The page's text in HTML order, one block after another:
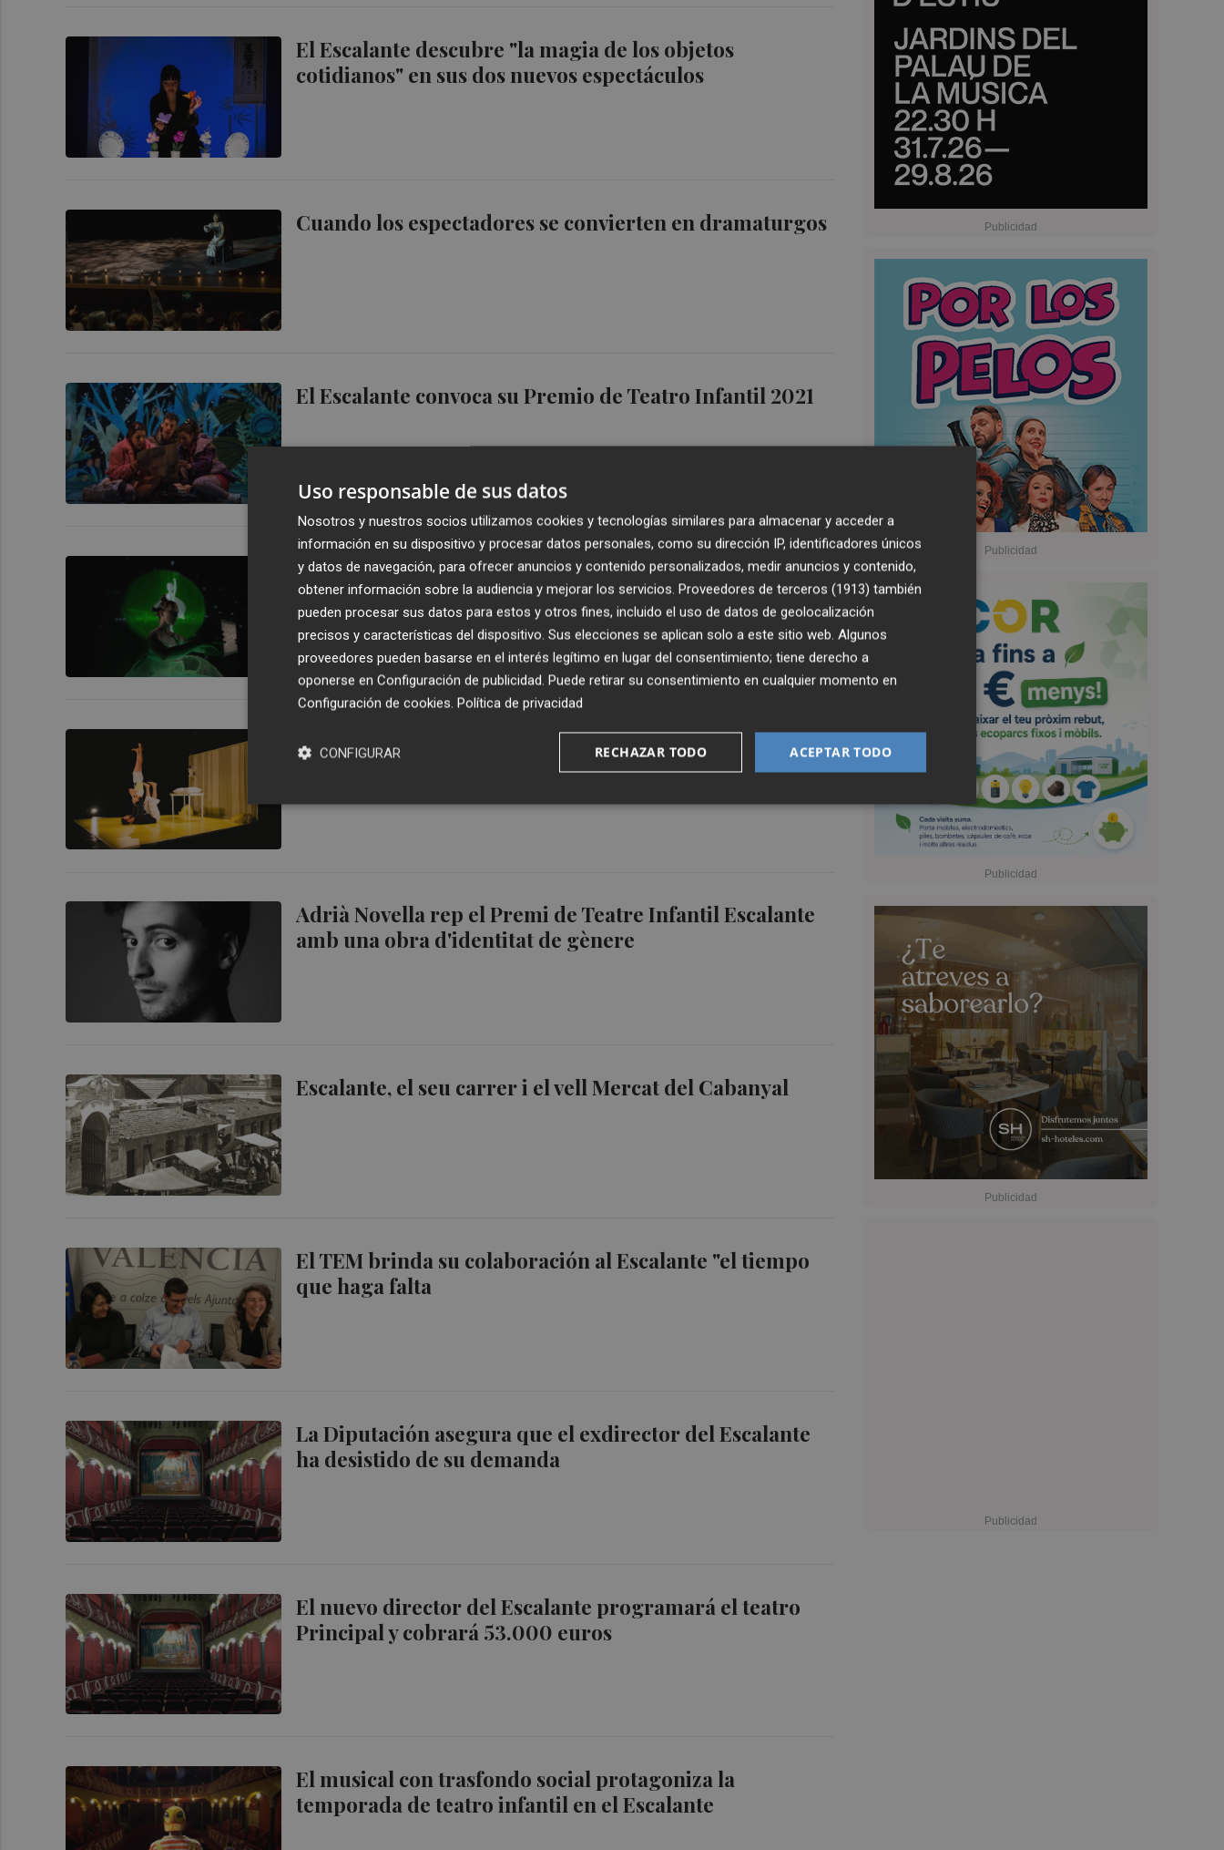
El Escalante descubre "la magia de los objetos
cotidianos" en sus dos nuevos espectáculos
Cuando los espectadores se convierten en dramaturgos
El Escalante convoca su Premio de Teatro Infantil 2021
El Escalante busca diseño para su próxima temporada
El Escalante cierra temporada con Menut Teatre para
despertar emociones en la infancia
Adrià Novella rep el Premi de Teatre Infantil Escalante
amb una obra d'identitat de gènere
Escalante, el seu carrer i el vell Mercat del Cabanyal
El TEM brinda su colaboración al Escalante "el tiempo
que haga falta
La Diputación asegura que el exdirector del Escalante
ha desistido de su demanda
El nuevo director del Escalante programará el teatro
Principal y cobrará 53.000 euros
El musical con trasfondo social protagoniza la
temporada de teatro infantil en el Escalante
Uso responsable de sus datos
Nosotros y nuestros socios utilizamos cookies y tecnologías similares para almacenar y acceder a
información en su dispositivo y procesar datos personales, como su dirección IP, identificadores únicos
y datos de navegación, para ofrecer anuncios y contenido personalizados, medir anuncios y contenido,
obtener información sobre la audiencia y mejorar los servicios. Proveedores de terceros (1913) también
pueden procesar sus datos para estos y otros fines, incluido el uso de datos de geolocalización
precisos y características del dispositivo. Sus elecciones se aplican solo a este sitio web. Algunos
proveedores pueden basarse en el interés legítimo en lugar del consentimiento; tiene derecho a
oponerse en Configuración de publicidad. Puede retirar su consentimiento en cualquier momento en
Configuración de cookies. Política de privacidad
ACEPTAR TODO
RECHAZAR TODO
CONFIGURAR